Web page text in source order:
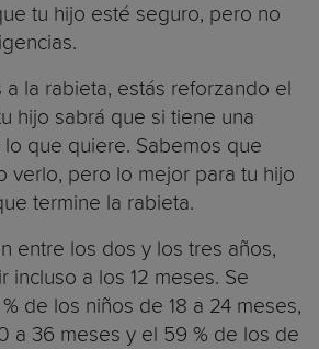
tu hijo esté seguro, pero no
a la rabieta, estás reforzando el
hijo sabrá que si tiene una
que quiere. Sabemos que
verlo, pero lo mejor para tu hijo
termine la rabieta.
entre los dos y los tres años,
incluso a los 12 meses. Se
de los niños de 18 a 24 meses,
a 36 meses y el 59 % de los de